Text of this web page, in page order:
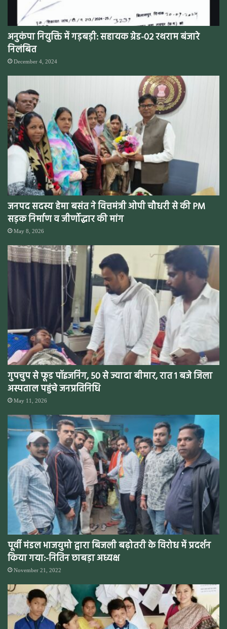
अनुकंपा नियुक्ति में गड़बड़ी: सहायक ग्रेड-02 रथराम बंजारे
निलंबित
December 4, 2024
जनपद सदस्य हेमा बसंत ने वित्तमंत्री ओपी चौधरी से की PM
सड़क निर्माण व जीर्णोद्धार की मांग
May 8, 2026
गुपचुप से फूड पॉइजनिंग, 50 से ज्यादा बीमार, रात 1 बजे जिला
अस्पताल पहुंचे जनप्रतिनिधि
May 11, 2026
पूर्वी मंडल भाजयुमो द्वारा बिजली बढ़ोतरी के विरोध में प्रदर्शन
किया गया:-नितिन छाबड़ा अध्यक्ष
November 21, 2022